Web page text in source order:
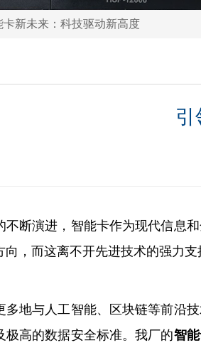
卡新未来：科技驱动新高度
不断演进，智能卡作为现代信息
，而这离不开先进技术的强力支
地与人工智能、区块链等前沿
极高的数据安全标准。我厂的智